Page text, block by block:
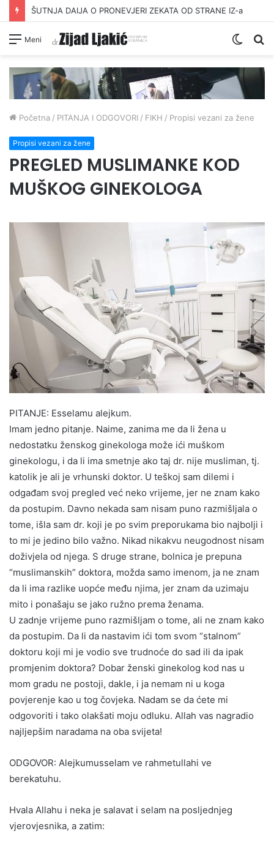
ŠUTNJA DAIJA O PRONEVJERI ZEKATA OD STRANE IZ-a
Meni
Switch
Početna / PITANJA I ODGOVORI / FIKH / Propisi vezani za žene
Propisi vezani za žene
PREGLED MUSLIMANKE KOD
MUŠKOG GINEKOLOGA
PITANJE: Esselamu alejkum.
Imam jedno pitanje. Naime, zanima me da li žena u
nedostatku ženskog ginekologa može ići muškom
ginekologu, i da li ima smetnje ako taj dr. nije musliman, tj.
katolik je ali je vrhunski doktor. U teškoj sam dilemi i
odgađam svoj pregled već neko vrijeme, jer ne znam kako
da postupim. Davno nekada sam nisam puno razmišljala o
tome, išla sam dr. koji je po svim preporukama bio najbolji i
to mi je jedino bilo važno. Nikad nikakvu neugodnost nisam
doživjela od njega. S druge strane, bolnica je prepuna
“muslimanskih” doktora, možda samo imenom, ja ne znam
da li ima razlike uopće među njima, jer znam da uzimaju
mito i ponašaju se jako ružno prema ženama.
U zadnje vrijeme puno razmišljam o tome, ali ne znam kako
da postupim. Da li da nastavim ići tom svom “stalnom”
doktoru koji mi je vodio sve trudnoće do sad ili da ipak
promjenim doktora? Dobar ženski ginekolog kod nas u
mom gradu ne postoji, dakle, i ja nemam ni u koga
povjerenje kao u tog čovjeka. Nadam se da ćete mi
odgovoriti i tako olakšati moju odluku. Allah vas nagradio
najljepšim naradama na oba svijeta!
ODGOVOR: Alejkumusselam ve rahmetullahi ve
berekatuhu.
Hvala Allahu i neka je salavat i selam na posljednjeg
vjerovjesnika, a zatim: